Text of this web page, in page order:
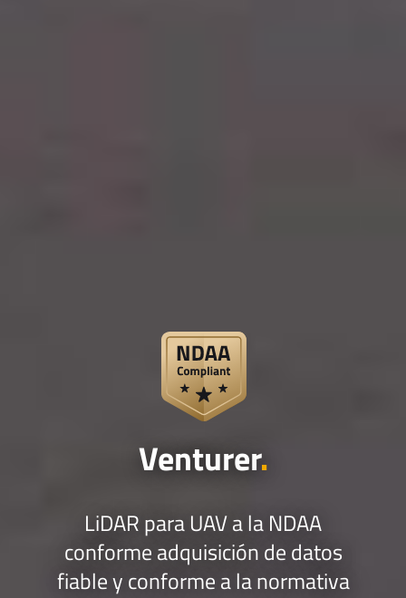
Venturer.
LiDAR para UAV a la NDAA
conforme adquisición de datos
fiable y conforme a la normativa